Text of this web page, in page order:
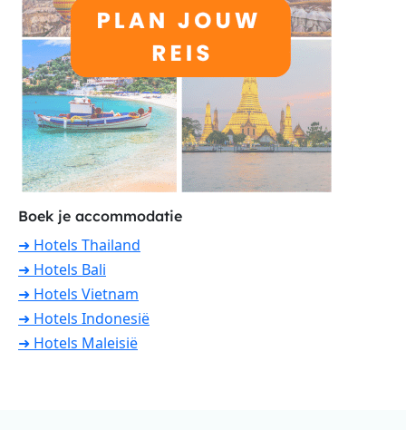
Boek je accommodatie
➜ Hotels Thailand
➜ Hotels Bali
➜ Hotels Vietnam
➜ Hotels Indonesië
➜ Hotels Maleisië